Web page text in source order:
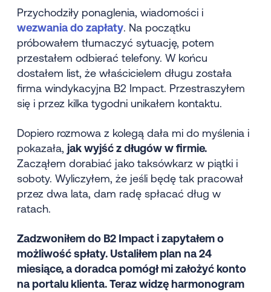
Przychodziły ponaglenia, wiadomości i
wezwania do zapłaty. Na początku
próbowałem tłumaczyć sytuację, potem
przestałem odbierać telefony. W końcu
dostałem list, że właścicielem długu została
firma windykacyjna B2 Impact. Przestraszyłem
się i przez kilka tygodni unikałem kontaktu.
Dopiero rozmowa z kolegą dała mi do myślenia i
pokazała, jak wyjść z długów w firmie.
Zacząłem dorabiać jako taksówkarz w piątki i
soboty. Wyliczyłem, że jeśli będę tak pracował
przez dwa lata, dam radę spłacać dług w
ratach.
Zadzwoniłem do B2 Impact i zapytałem o
możliwość spłaty. Ustaliłem plan na 24
miesiące, a doradca pomógł mi założyć konto
na portalu klienta. Teraz widzę harmonogram